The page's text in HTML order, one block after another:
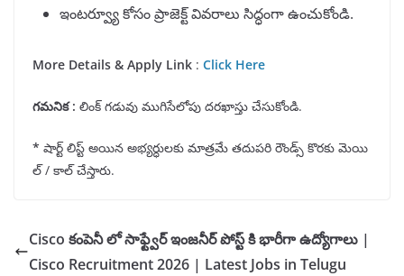
ఇంటర్వ్యూ కోసం ప్రాజెక్ట్ వివరాలు సిద్ధంగా ఉంచుకోండి.
More Details & Apply Link : Click Here
గమనిక: లింక్ గడువు ముగిసేలోపు దరఖాస్తు చేసుకోండి.
* షార్ట్ లిస్ట్ అయిన అభ్యర్ధులకు మాత్రమే తదుపరి రౌండ్స్ కొరకు మెయి
ల్ / కాల్ చేస్తారు.
Cisco కంపెనీ లో సాఫ్ట్వేర్ ఇంజనీర్ పోస్ట్ కి భారీగా ఉద్యోగాలు |
Cisco Recruitment 2026 | Latest Jobs in Telugu